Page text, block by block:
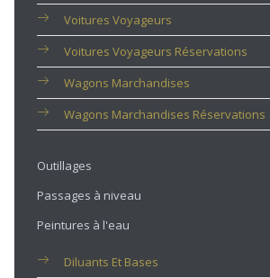
Voitures Voyageurs
Voitures Voyageurs Réservations
Wagons Marchandises
Wagons Marchandises Réservations
Outillages
Passages à niveau
Peintures à l'eau
Diluants Et Bases